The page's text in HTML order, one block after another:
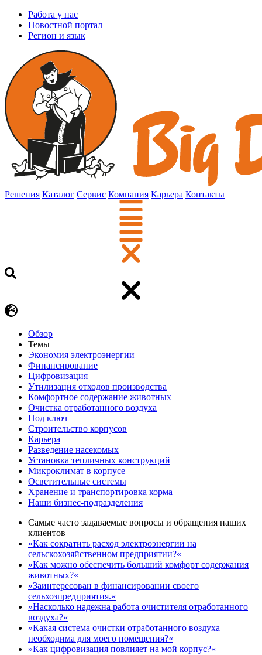
Работа у нас
Новостной портал
Регион и язык
Решения Каталог Сервис Компания Карьера Контакты
Обзор
Темы
Экономия электроэнергии
Финансирование
Цифровизация
Утилизация отходов производства
Комфортное содержание животных
Очистка отработанного воздуха
Под ключ
Строительство корпусов
Карьера
Разведение насекомых
Установка тепличных конструкций
Микроклимат в корпусе
Осветительные системы
Хранение и транспортировка корма
Наши бизнес-подразделения
Самые часто задаваемые вопросы и обращения наших
клиентов
»Как сократить расход электроэнергии на
сельскохозяйственном предприятии?«
»Как можно обеспечить больший комфорт содержания
животных?«
»Заинтересован в финансировании своего
сельхозпредприятия.«
»Насколько надежна работа очистителя отработанного
воздуха?«
»Какая система очистки отработанного воздуха
необходима для моего помещения?«
»Как цифровизация повлияет на мой корпус?«